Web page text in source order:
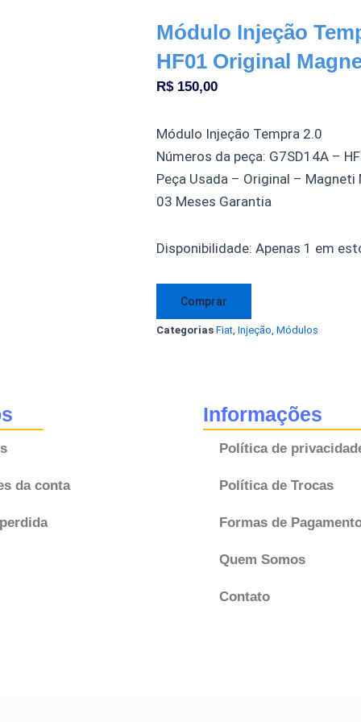
Módulo Injeção
HF01 Original
R$150,00
Módulo Injeção Tempra 2.0
Números da peça: G7SD14A –
Peça Usada – Original –
03 Meses Garantia
Disponibilidade: Apenas 1 em
Módulo
G7SD14A
Magneti
quantidade
Comprar
Categorias Fiat, Injeção Módulos
da conta
Informações
Política de
Política de Trocas
Formas de
Quem Somos
Contato